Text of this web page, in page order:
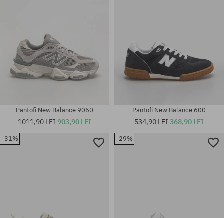
Mărimi existente:
Mărimi existente:
Pantofi New Balance 9060
1011,90 LEI903,90 LEI
Pantofi New Balance 600
534,90 LEI368,90 LEI
-31% -29%